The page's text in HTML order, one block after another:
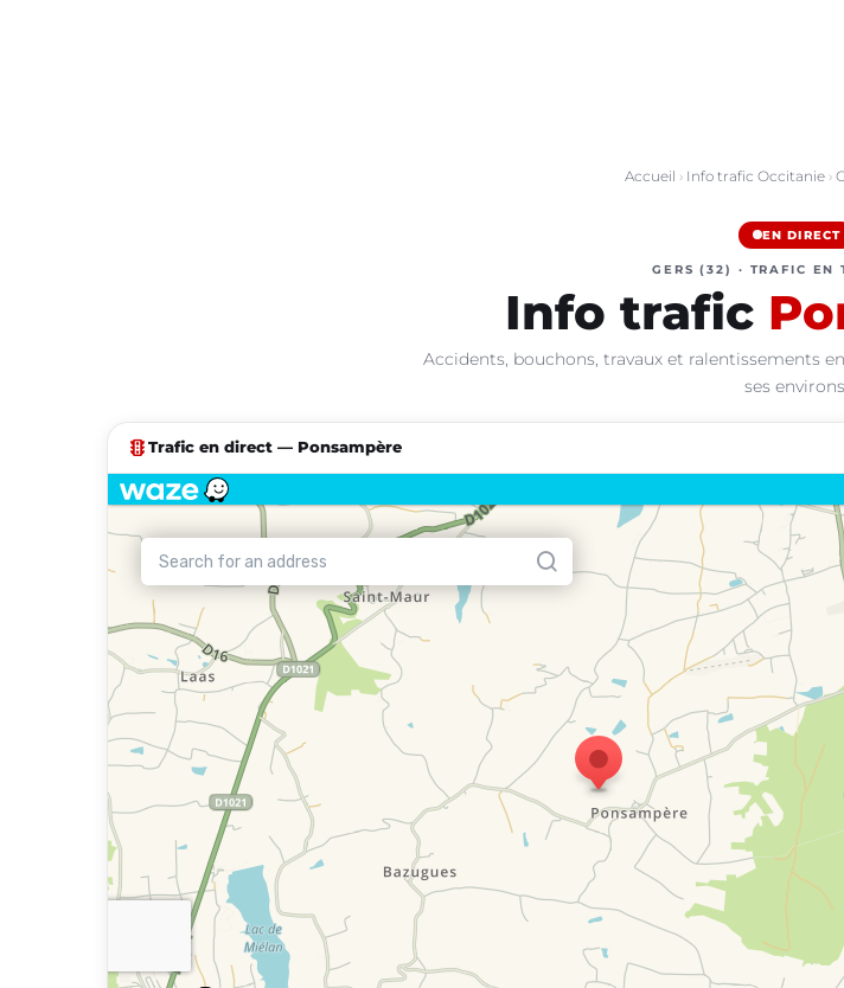
Accueil › Info trafic Occitanie›
EN DIRECT
GERS (32) · TRAFIC EN
Info trafic
Accidents, bouchons, travaux et ralentissements
ses environs.
traffic Trafic en direct — Ponsampère